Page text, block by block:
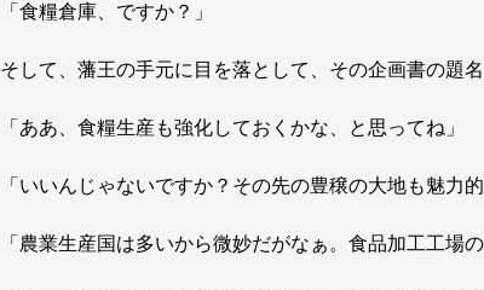
「食糧倉庫、ですか？」
そして、藩王の手元に目を落として、その企画書の題名
「ああ、食糧生産も強化しておくかな、と思ってね」
「いいんじゃないですか？その先の豊穣の大地も魅力的
「農業生産国は多いから微妙だがなぁ。食品加工工場